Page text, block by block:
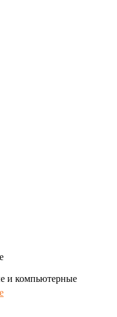
и компьютерные